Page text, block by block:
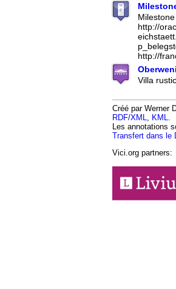
http://
http://
Villa
Créé par Werner
RDF/XML
KML
Les annotations
Transfert dans le
Vici.org partners: